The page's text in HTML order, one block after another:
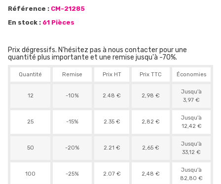
Référence : CM-21285
En stock : 61 Pièces
Prix dégressifs. N'hésitez pas à nous contacter pour une
quantité plus importante et une remise jusqu'à -70%.
Quantité Remise Prix HT Prix TTC Économies
12 -10% 2.48 € 2,98 €
Jusqu'à
3,97 €
25 -15% 2.35 € 2,82 €
Jusqu'à
12,42 €
50 -20% 2.21 € 2,65 €
Jusqu'à
33,12 €
100 -25% 2.07 € 2,48 €
Jusqu'à
82,80 €